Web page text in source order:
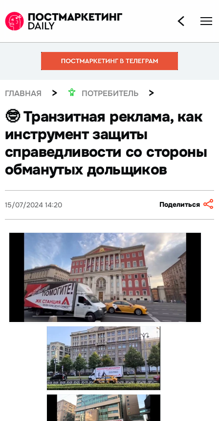
ГЛАВНАЯ > ПОТРЕБИТЕЛЬ >
🤓 Транзитная реклама, как
инструмент защиты
справедливости со стороны
обманутых дольщиков
15/07/2024 14:20 Поделиться